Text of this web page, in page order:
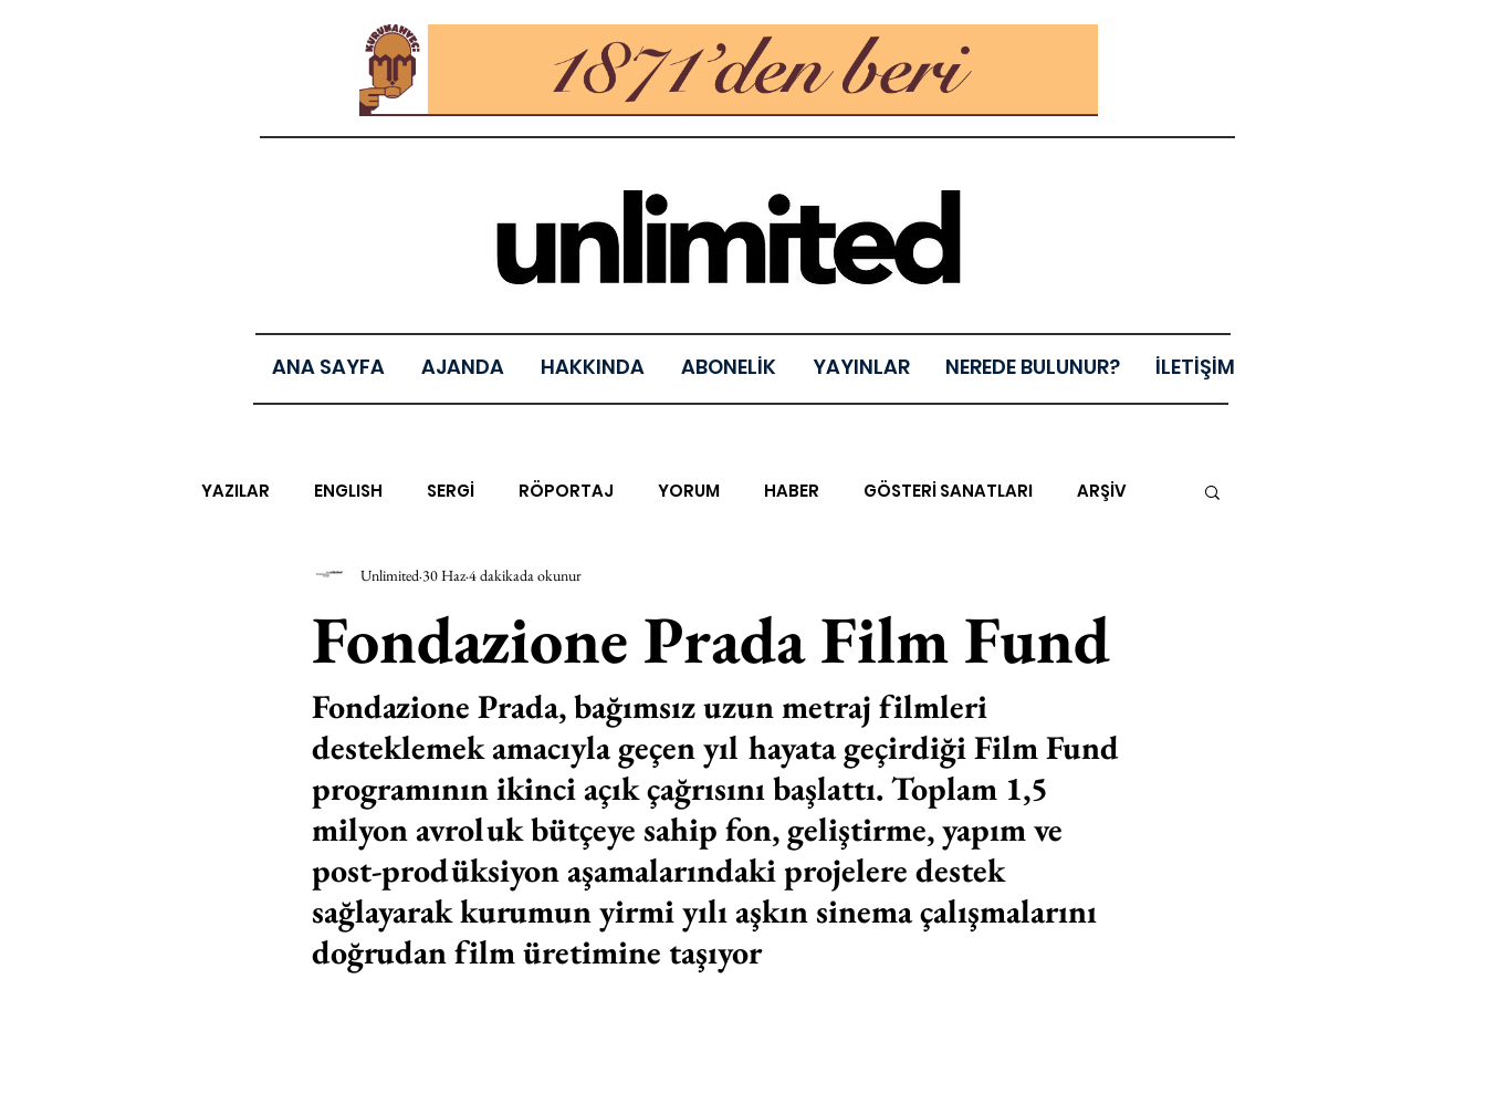
ANA SAYFA AJANDA HAKKINDA ABONELİK YAYINLAR NEREDE BULUNUR? İLETİŞİM
YAZILAR ENGLISH SERGİ RÖPORTAJ YORUM HABER GÖSTERİ SANATLARI ARŞİV
EDEBİYAT SİNEMA ARAŞTIRMA
MÜZİK EGZERSİZLER YEL TOZ PORTRELER ON SORULUK SOHBETLER 500K
AK-SAYANLAR #GEÇMİŞTEBUGÜN XXY ODAK: RESİM KIVRIM PARIS UNLIMITED
AKS-ENDAZ TUHAF AÇI SINIRSIZ ZİYARETLER
Fondazione Prada Film Fund
Unlimited 30 Haz4 dakikada okunur
Fondazione Prada, bağımsız uzun metraj filmleri
desteklemek amacıyla geçen yıl hayata geçirdiği Film Fund
programının ikinci açık çağrısını başlattı. Toplam 1,5
milyon avroluk bütçeye sahip fon, geliştirme, yapım ve
post-prodüksiyon aşamalarındaki projelere destek
sağlayarak kurumun yirmi yılı aşkın sinema çalışmalarını
doğrudan film üretimine taşıyor